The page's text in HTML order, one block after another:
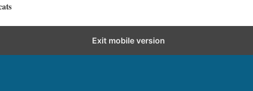
Exit mobile version